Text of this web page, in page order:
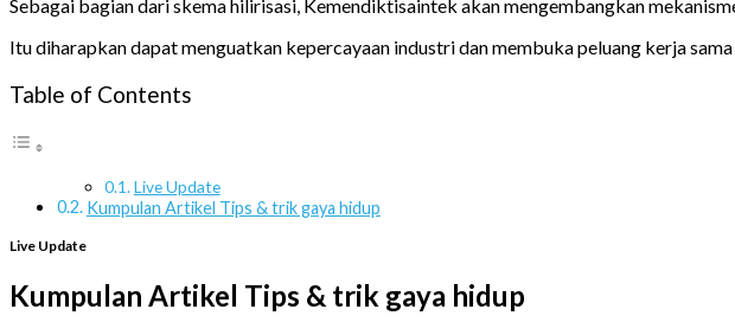
Sebagai bagian dari skema hilirisasi, Kemendiktisaintek akan mengembangkan
Itu diharapkan dapat menguatkan kepercayaan industri dan membuka peluang kerja
Table of Contents
Live Update
Kumpulan Artikel Tips & trik gaya hidup
Live Update
Kumpulan Artikel Tips & trik gaya hidup